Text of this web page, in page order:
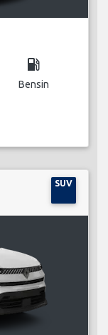
local_gas_station
Bensin
SUV